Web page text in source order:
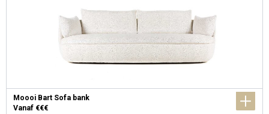
Moooi Bart Sofa bank
Vanaf €€€